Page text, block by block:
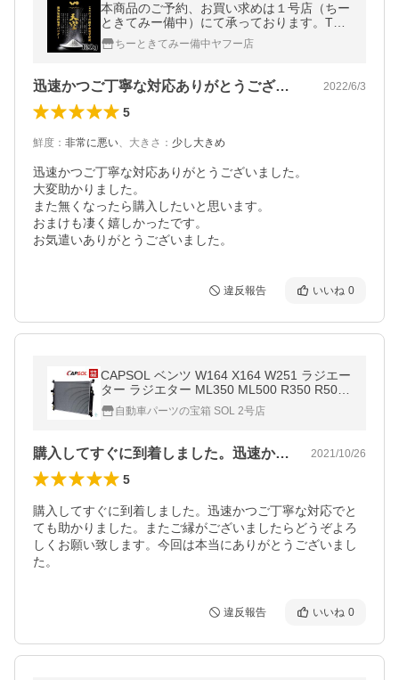
本商品のご予約、お買い求めは１号店（ちー
ときてみー備中）にて承っております。TOP
ページ等の告知バナーやお知らせより移動で
きます。
ちーときてみー備中ヤフー店
迅速かつご丁寧な対応ありがとうございま… 2022/6/3
5
鮮度 ： 非常に悪い、 大きさ ： 少し大きめ
迅速かつご丁寧な対応ありがとうございました。
大変助かりました。
また無くなったら購入したいと思います。
おまけも凄く嬉しかったです。
お気遣いありがとうございました。
違反報告 いいね 0
CAPSOL ベンツ W164 X164 W251 ラジエー
ター ラジエター ML350 ML500 R350 R500
GL350 2515000603 2515000003
自動車パーツの宝箱 SOL 2号店
購入してすぐに到着しました。迅速かつご… 2021/10/26
5
購入してすぐに到着しました。迅速かつご丁寧な対応でと
ても助かりました。またご縁がございましたらどうぞよろ
しくお願い致します。今回は本当にありがとうございまし
た。
違反報告 いいね 0